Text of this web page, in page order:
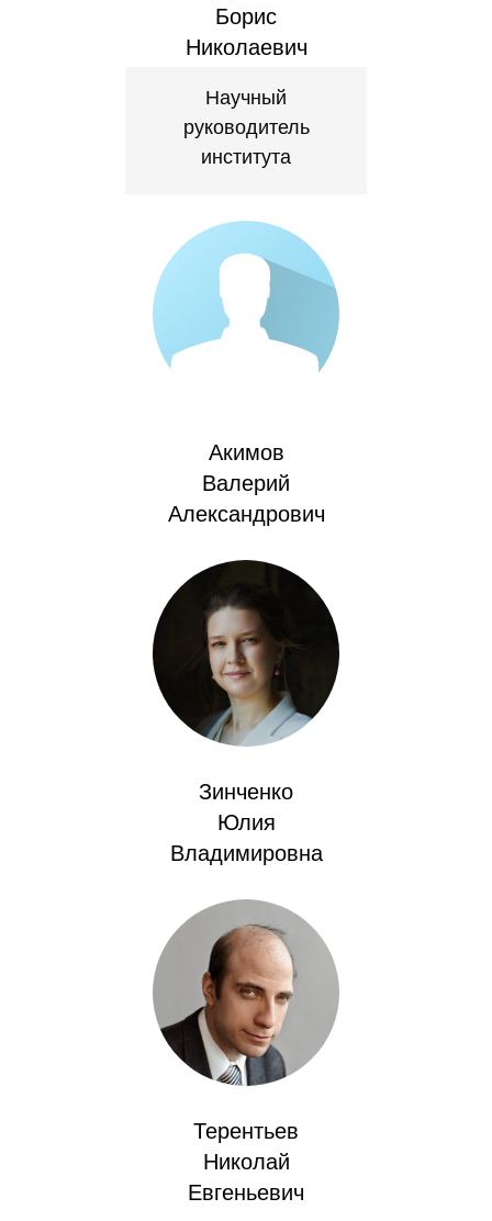
Информация для авторов
Стандарты оформления
Семинары
Энергетический семинар
Отрасли и регионы
Ученый совет
Материалы
О совете
Квартальный прогноз
Краткосрочный прогноз
Оценка индекса промышленного
производства
Российская Система Климатического
Мониторинга
Центр «Климатическая политика и
Образование и карьера
Кафедра МФТИ
Борис
Николаевич
Научный
руководитель
института
Акимов
Валерий
Александрович
Зинченко
Юлия
Владимировна
Терентьев
Николай
Евгеньевич